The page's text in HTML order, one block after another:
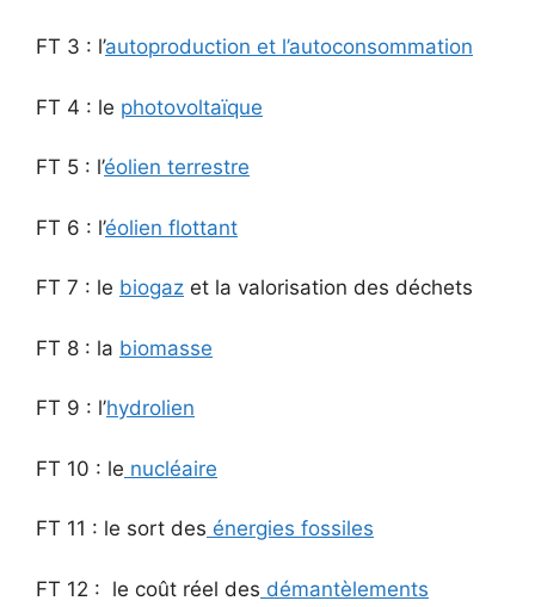
FT 3 : l’autoproduction et l’autoconsommation
FT 4 : le photovoltaïque
FT 5 : l’éolien terrestre
FT 6 : l’éolien flottant
FT 7 : le biogaz et la valorisation des déchets
FT 8 : la biomasse
FT 9 : l’hydrolien
FT 10 : le nucléaire
FT 11 : le sort des énergies fossiles
FT 12 : le coût réel des démantèlements